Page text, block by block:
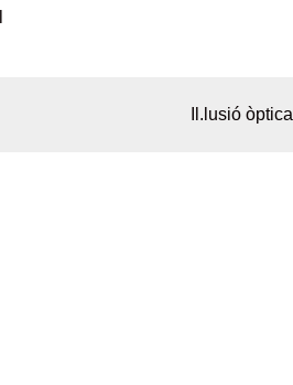
Il.lusió òptica